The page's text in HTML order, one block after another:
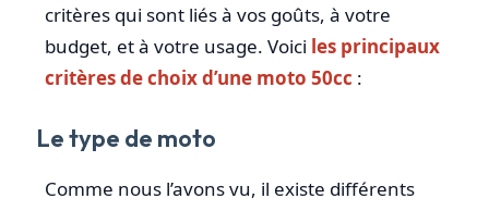
critères qui sont liés à vos goûts, à votre
budget, et à votre usage. Voici les principaux
critères de choix d’une moto 50cc :
Le type de moto
Comme nous l’avons vu, il existe différents